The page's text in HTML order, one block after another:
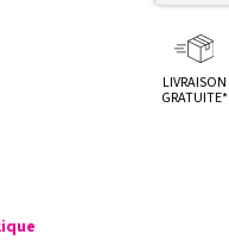
LIVRAISON
GRATUITE*